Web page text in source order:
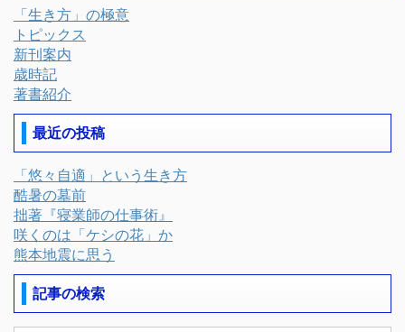
「生き方」の極意
トピックス
新刊案内
歳時記
著書紹介
最近の投稿
「悠々自適」という生き方
酷暑の墓前
拙著『寝業師の仕事術』
咲くのは「ケシの花」か
熊本地震に思う
記事の検索